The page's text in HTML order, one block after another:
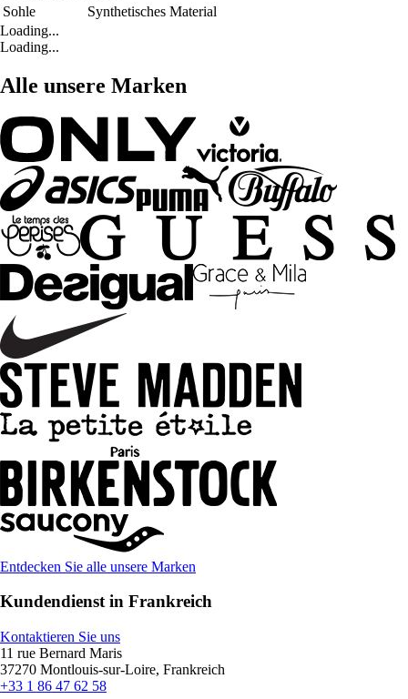
Sohle
Synthetisches Material
Loading...
Loading...
Alle unsere Marken
Entdecken Sie alle unsere Marken
Kundendienst in Frankreich
Kontaktieren Sie uns
11 rue Bernard Maris
37270 Montlouis-sur-Loire, Frankreich
+33 1 86 47 62 58